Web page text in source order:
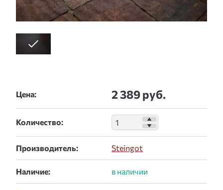
Цена: 2 389 руб.
Количество:
Производитель: Steingot
Наличие: